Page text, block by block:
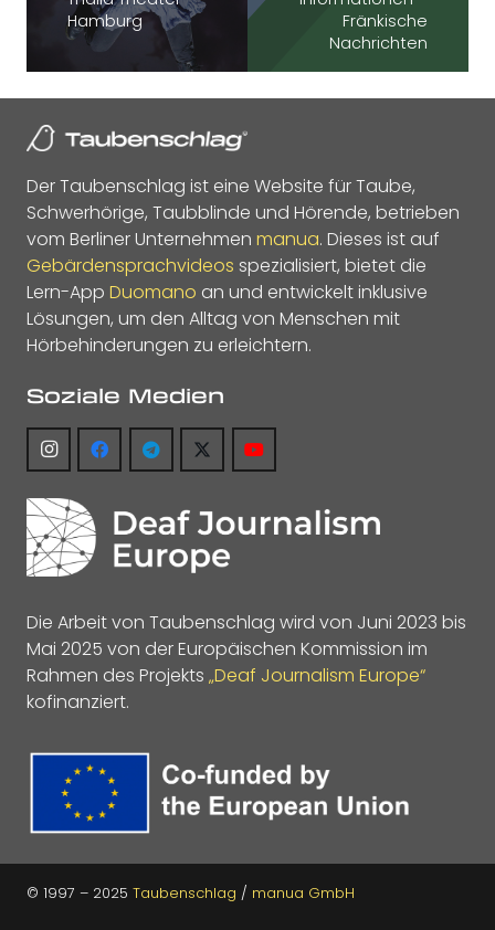
Hamburg
Fränkische
Nachrichten
Der Taubenschlag ist eine Website für Taube,
Schwerhörige, Taubblinde und Hörende, betrieben
vom Berliner Unternehmen manua. Dieses ist auf
Gebärdensprachvideos spezialisiert, bietet die
Lern-App Duomano an und entwickelt inklusive
Lösungen, um den Alltag von Menschen mit
Hörbehinderungen zu erleichtern.
Soziale Medien
Die Arbeit von Taubenschlag wird von Juni 2023 bis
Mai 2025 von der Europäischen Kommission im
Rahmen des Projekts „Deaf Journalism Europe“
kofinanziert.
© 1997 – 2025 Taubenschlag / manua GmbH